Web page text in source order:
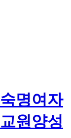
숙명여자
교원양성